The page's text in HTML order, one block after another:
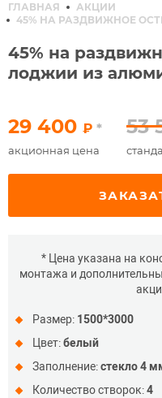
ГЛАВНАЯ
АКЦИИ
45% НА РАЗДВИЖНОЕ
45% на
лоджии из
29 400 ₽ *
акционная цена
53
* Цена указана на
монтажа и
Размер: 1500*3000
Цвет:белый
Заполнение:стекло 4
Количество створок:4